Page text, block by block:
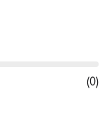
(0)